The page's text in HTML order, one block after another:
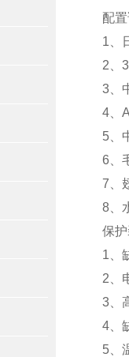
配
1、
2、
3、
4、
5、
6、
7、
8、
保
1、
2、
3、
4、
5、